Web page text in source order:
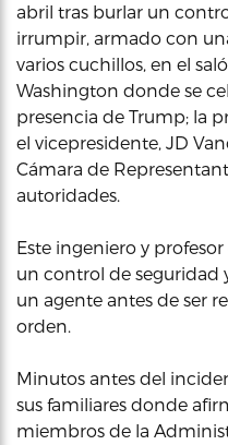
abril tras burlar un
irrumpir, armado con
varios cuchillos, en el
Washington donde se
presencia de Trump; la
el vicepresidente, JD
Cámara de
autoridades.
Este ingeniero y
un control de seguridad
un agente antes de ser
orden.
Minutos antes del
sus familiares donde
miembros de la